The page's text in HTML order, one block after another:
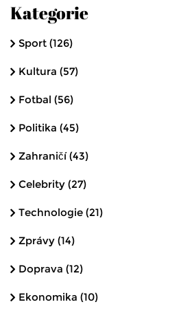
Kategorie
Sport (126)
Kultura (57)
Fotbal (56)
Politika (45)
Zahraničí(43)
Celebrity (27)
Technologie (21)
Zprávy (14)
Doprava (12)
Ekonomika (10)